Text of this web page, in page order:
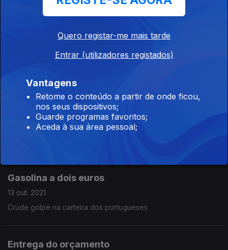
Já parava de estar calor
14 out. 2021
Gasolina a dois euros
13 out. 2021
Crude golpe na carteira dos portugueses
Entrega do orçamento
Quero registar-me mais tarde
Entrar (utilizadores registados)
Vantagens
Retome o conteúdo a partir de onde ficou,
nos seus dispositivos;
Guarde programas favoritos;
Aceda à sua área pessoal;